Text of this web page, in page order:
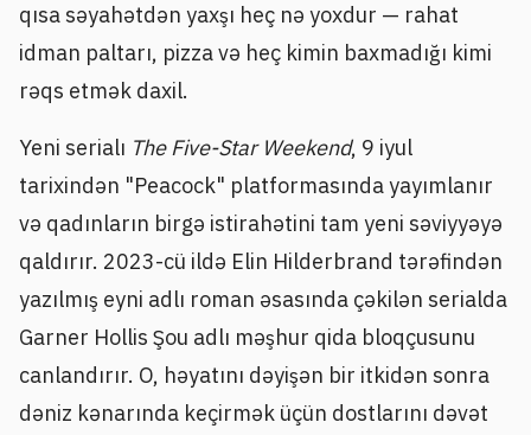
qısa səyahətdən yaxşı heç nə yoxdur — rahat
idman paltarı, pizza və heç kimin baxmadığı kimi
rəqs etmək daxil.
Yeni serialı The Five-Star Weekend, 9 iyul
tarixindən "Peacock" platformasında yayımlanır
və qadınların birgə istirahətini tam yeni səviyyəyə
qaldırır. 2023-cü ildə Elin Hilderbrand tərəfindən
yazılmış eyni adlı roman əsasında çəkilən serialda
Garner Hollis Şou adlı məşhur qida bloqçusunu
canlandırır. O, həyatını dəyişən bir itkidən sonra
dəniz kənarında keçirmək üçün dostlarını dəvət